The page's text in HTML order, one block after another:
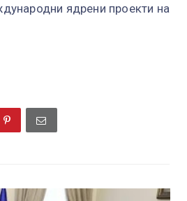
ядрени проекти на